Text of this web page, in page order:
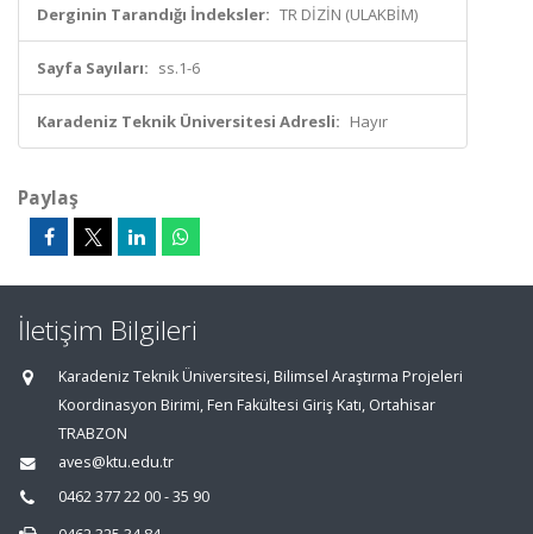
Derginin Tarandığı İndeksler: TR DİZİN (ULAKBİM)
Sayfa Sayıları: ss.1-6
Karadeniz Teknik Üniversitesi Adresli: Hayır
Paylaş
İletişim Bilgileri
Karadeniz Teknik Üniversitesi, Bilimsel Araştırma Projeleri
Koordinasyon Birimi, Fen Fakültesi Giriş Katı, Ortahisar
TRABZON
aves@ktu.edu.tr
0462 377 22 00 - 35 90